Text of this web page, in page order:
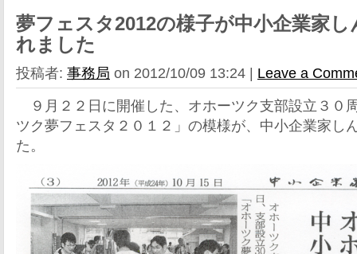
夢フェスタ2012の様子が中小企業家
れました
投稿者: 事務局 on 2012/10/09 13:24 | Leave a
９月２２日に開催した、オホーツク支部設立３０
ツク夢フェスタ２０１２」の模様が、中小企業家し
た。